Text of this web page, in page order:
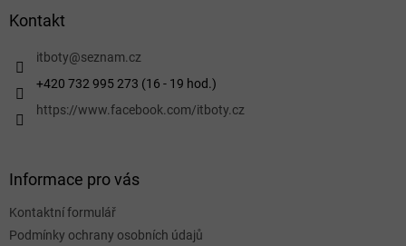
Kontakt
itboty@seznam.cz
+420 732 995 273 (16 - 19 hod.)
https://www.facebook.com/itboty.cz
Informace pro vás
Kontaktní formulář
Podmínky ochrany osobních údajů